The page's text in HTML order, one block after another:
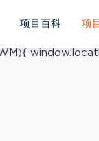
bIsAndroid =
项目百科 项